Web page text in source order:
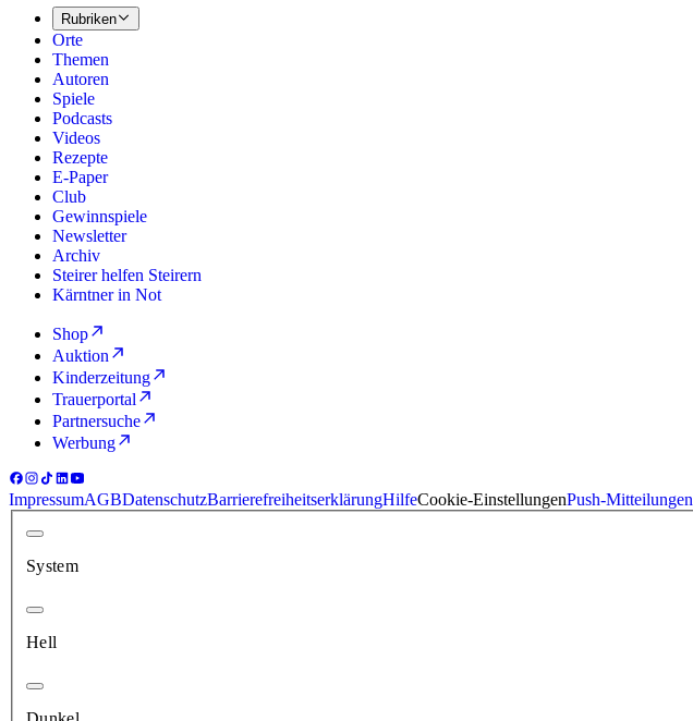
Rubriken
Orte
Themen
Autoren
Spiele
Podcasts
Videos
Rezepte
E-Paper
Club
Gewinnspiele
Newsletter
Archiv
Steirer helfen Steirern
Kärntner in Not
Shop
Auktion
Kinderzeitung
Trauerportal
Partnersuche
Werbung
ImpressumAGBDatenschutzBarrierefreiheitserklärungHilfeCookie-EinstellungenPush-Mitteilungen
System
Hell